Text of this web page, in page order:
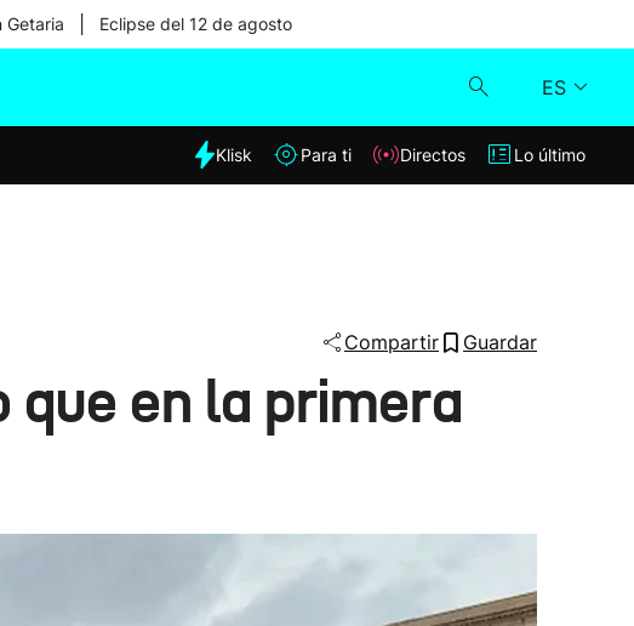
Getaria Eclipse del 12 de agosto
ES
Klisk
Klisk Para ti Directos Lo último
Compartir Guardar
en la primera